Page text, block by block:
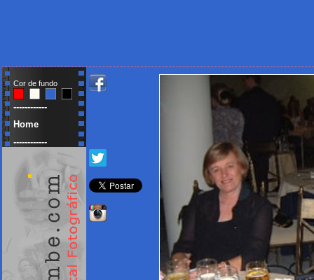
Cor de fundo
------------
Home
------------